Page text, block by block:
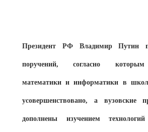
Президент РФ Владимир Путин
поручений, согласно которым
математики и информатики в
усовершенствовано, а вузовские
дополнены изучением технологий